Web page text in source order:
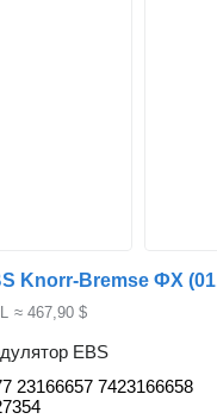
≈ 467,90 $
EBS
23166657 7423166658